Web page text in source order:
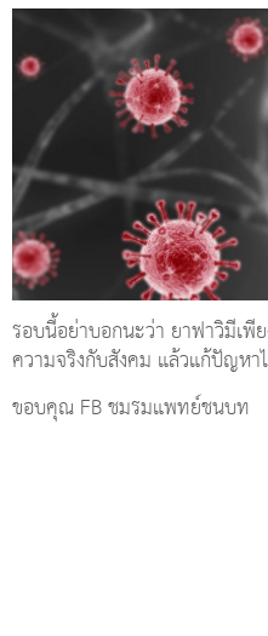
รอบนี้อย่าบอกนะว่า ยาฟาวิมีเ
ความจริงกับสังคม แล้วแก้ปัญหา
ขอบคุณ FB ชมรมแพทย์ชนบท